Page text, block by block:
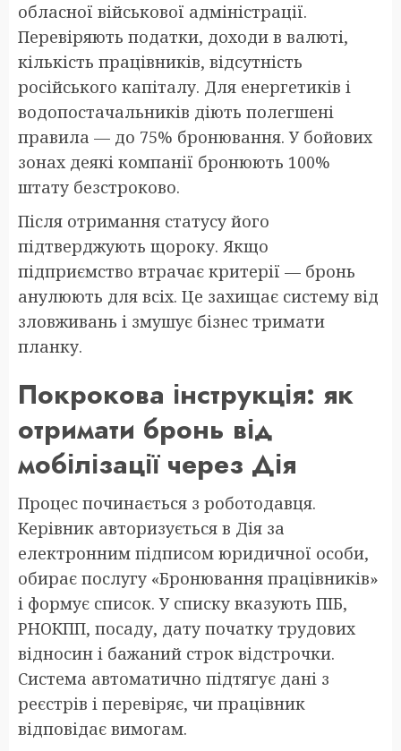
обласної військової адміністрації.
Перевіряють податки, доходи в валюті,
кількість працівників, відсутність
російського капіталу. Для енергетиків і
водопостачальників діють полегшені
правила — до 75% бронювання. У бойових
зонах деякі компанії бронюють 100%
штату безстроково.
Після отримання статусу його
підтверджують щороку. Якщо
підприємство втрачає критерії — бронь
анулюють для всіх. Це захищає систему від
зловживань і змушує бізнес тримати
планку.
Покрокова інструкція: як
отримати бронь від
мобілізації через Дія
Процес починається з роботодавця.
Керівник авторизується в Дія за
електронним підписом юридичної особи,
обирає послугу «Бронювання працівників»
і формує список. У списку вказують ПІБ,
РНОКПП, посаду, дату початку трудових
відносин і бажаний строк відстрочки.
Система автоматично підтягує дані з
реєстрів і перевіряє, чи працівник
відповідає вимогам.